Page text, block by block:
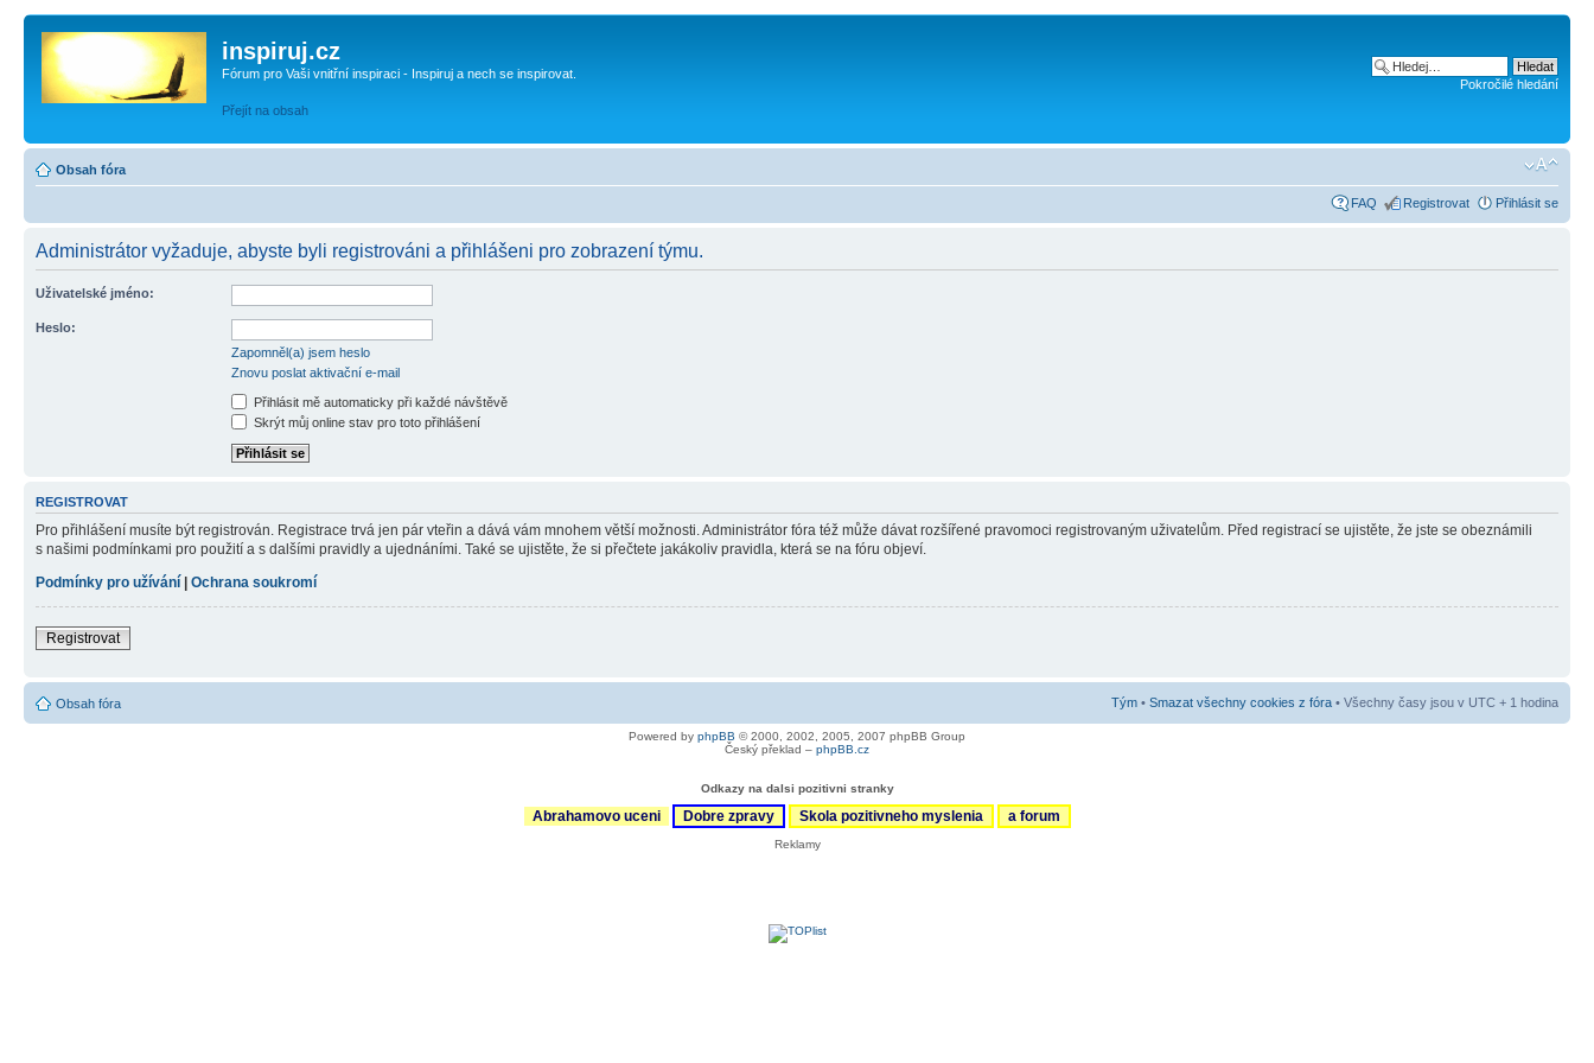
inspiruj.cz
Fórum pro Vaši vnitřní inspiraci - Inspiruj a nech se inspirovat.
Přejít na obsah
Pokročilé hledání
Obsah fóra
FAQ Registrovat Přihlásit se
Administrátor vyžaduje, abyste byli registrováni a přihlášeni pro zobrazení týmu.
Uživatelské jméno:
Heslo:
Zapomněl(a) jsem heslo
Znovu poslat aktivační e-mail
Přihlásit mě automaticky při každé návštěvě
Skrýt můj online stav pro toto přihlášení
REGISTROVAT
Pro přihlášení musíte být registrován. Registrace trvá jen pár vteřin a dává vám mnohem větší možnosti. Administrátor fóra též může dávat rozšířené pravomoci registrovaným uživatelům. Před registrací se ujistěte, že jste se obeznámili
s našimi podmínkami pro použití a s dalšími pravidly a ujednáními. Také se ujistěte, že si přečtete jakákoliv pravidla, která se na fóru objeví.
Podmínky pro užívání | Ochrana soukromí
Registrovat
Obsah fóra Tým • Smazat všechny cookies z fóra • Všechny časy jsou v UTC + 1 hodina
Powered by phpBB © 2000, 2002, 2005, 2007 phpBB Group
Český překlad – phpBB.cz
Odkazy na dalsi pozitivni stranky
Abrahamovo uceni Dobre zpravy Skola pozitivneho myslenia a forum
Reklamy